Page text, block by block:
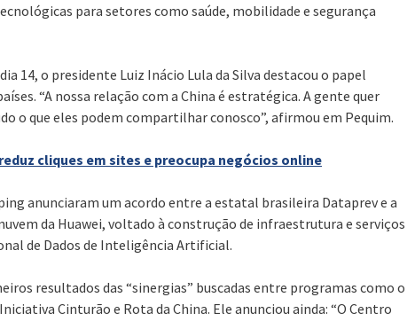
para setores como saúde, mobilidade e segurança
14, o presidente Luiz Inácio Lula da Silva destacou o papel
“A nossa relação com a China é estratégica. A gente quer
o que eles podem compartilhar conosco”, afirmou em Pequim.
cliques em sites e preocupa negócios online
anunciaram um acordo entre a estatal brasileira Dataprev e a
da Huawei, voltado à construção de infraestrutura e serviços
de Dados de Inteligência Artificial.
resultados das “sinergias” buscadas entre programas como o
Cinturão e Rota da China. Ele anunciou ainda: “O Centro